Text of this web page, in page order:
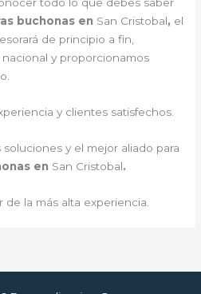
todo lo que debes saber
buchonas en San Cristobal, el
de principio a fin,
y proporcionamos
y clientes satisfechos.
y el mejor aliado para
en San Cristobal.
la más alta experiencia.